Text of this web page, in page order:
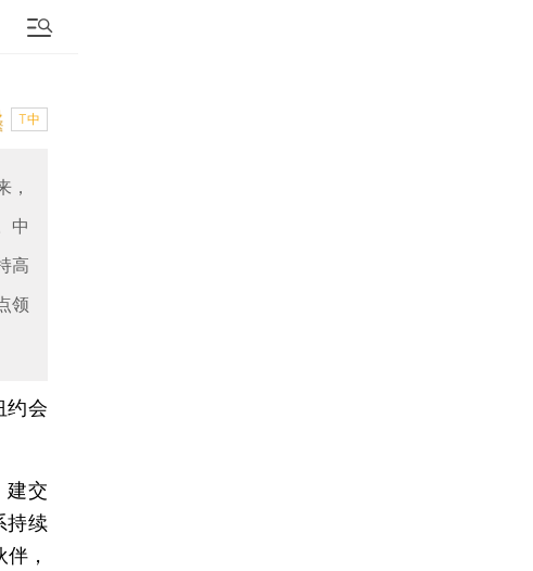
T中
，
中
高
领
约会
交
持续
，